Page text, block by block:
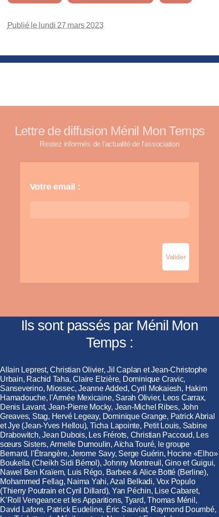
Publié le lundi 27 mars 2023
Lettre de diffusion Ménil Mon Temps
Restez informés de l'actualité de l'association
Votre email :
Ils sont passés par Ménil Mon
Temps :
Allain Leprest, Christian Olivier, Jil Caplan et Jean-Christophe
Urbain, Rachid Taha, Claire Elzière, Dominique Cravic,
Sanseverino, Miossec, Jeanne Added, Cyril Mokaiesh, Hakim
Hamadouche, l'Armée Mexicaine, Sarah Olivier, Leos Carrax,
Denis Lavant, Jean-Pierre Mocky, Jean-Michel Ribes, John
Greaves, Stag, Hervé Legeay, Dominique Grange, Patrick Abrial
et Jye (Jean-Yves Hellou), Ticha Lapointe, Petit Louis, Sabine
Drabowitch, Jean Dubois, Les Frérots, Christian Paccoud, Les
sœurs Sisters, Armelle Dumoulin, Aïcha Touré, le groupe
Bernard, l'Étrangère, Jerome Savy, Serge Guérin, Hocine «Elho»
Boukella (Cheikh Sidi Bémol), Johnny Montreuil, Gino et Guigui,
Nawel Ben Kraïem, Luis Régo, Barbee & Alice Botté (Berline),
Mohammed Fellag, Naima Yahi, Azal Belkadi, Vox Populo
(Thierry Poutrain et Cyril Dillard), Yan Péchin, Lise Cabaret,
K’Roll Vengeance et les Apparitions, Tyard, Thomas Ménil,
David Lafore, Patrick Eudeline, Éric Sauviat, Raymond Doumbé,